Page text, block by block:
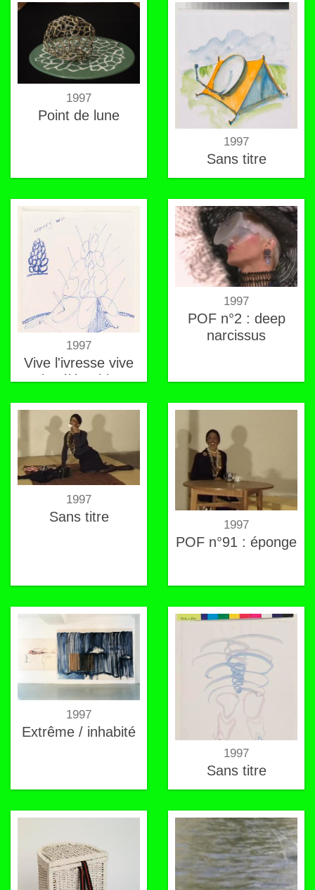
1997
Point de lune
1997
Sans titre
1997
Vive l'ivresse vive
la télépathie
1997
POF n°2 : deep
narcissus
1997
Sans titre
1997
POF n°91 : éponge
1997
Extrême / inhabité
1997
Sans titre